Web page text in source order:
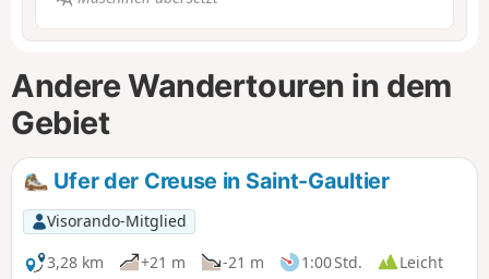
Andere Wandertouren in dem
Gebiet
Ufer der Creuse in Saint-Gaultier
Visorando-Mitglied
3,28 km
+21 m -21 m 1:00 Std. Leicht